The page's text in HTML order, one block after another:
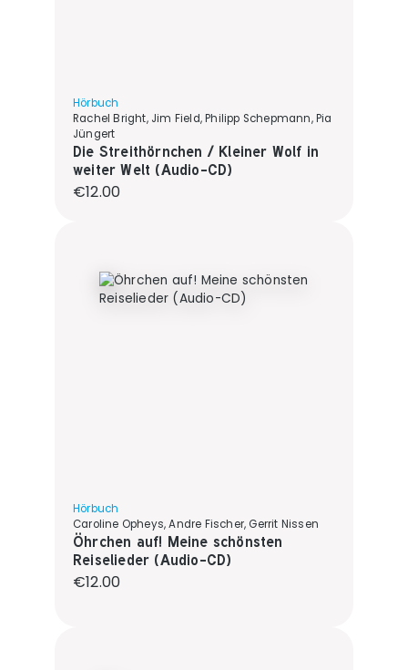
Hörbuch
Rachel Bright, Jim Field, Philipp Schepmann, Pia
Jüngert
Die Streithörnchen / Kleiner Wolf in
weiter Welt (Audio-CD)
Regular price:
€12.00
Hörbuch
Caroline Opheys, Andre Fischer, Gerrit Nissen
Öhrchen auf! Meine schönsten
Reiselieder (Audio-CD)
Regular price:
€12.00